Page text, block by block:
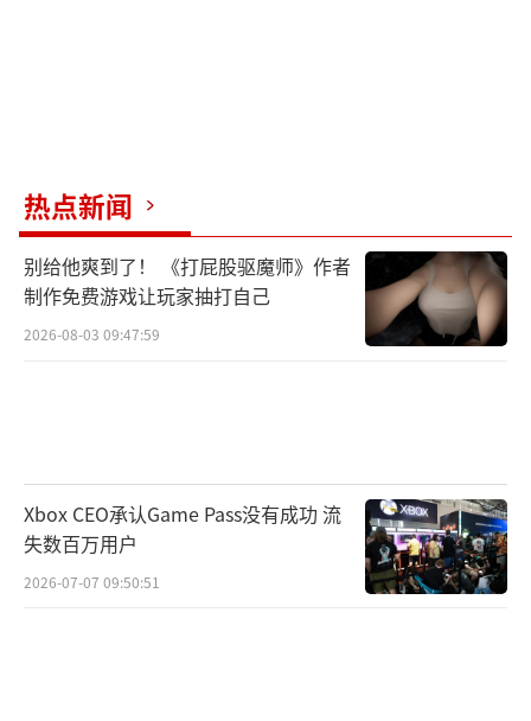
热点新闻
别给他爽到了！ 《打屁股驱魔师》作者
制作免费游戏让玩家抽打自己
2026-08-03 09:47:59
Xbox CEO承认Game Pass没有成功 流
失数百万用户
2026-07-07 09:50:51